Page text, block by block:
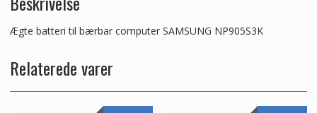
Ægte batteri til bærbar computer SAMSUNG NP905S3K
Relaterede varer